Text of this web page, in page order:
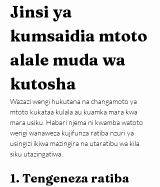
Jinsi ya
kumsaidia mtoto
alale muda wa
kutosha
Wazazi wengi hukutana na changamoto ya
mtoto kukataa kulala au kuamka mara kwa
mara usiku. Habari njema ni kwamba watoto
wengi wanaweza kujifunza ratiba nzuri ya
usingizi ikiwa mazingira na utaratibu wa kila
siku utazingatiwa.
1. Tengeneza ratiba